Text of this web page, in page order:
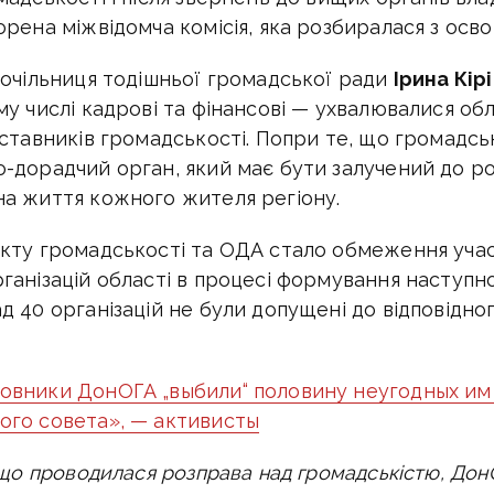
міжвідомча комісія, яка розбиралася з
тодішньої громадської ради Ірина
числі кадрові та фінансові — ухвалювалися
громадськості. Попри те, що
дорадчий орган, який має бути залучений до
життя кожного жителя регіону.
громадськості та ОДА стало обмеження
області в процесі формування
40 організацій не були допущені до
ДонОГА „выбили“ половину неугодных им
совета», — активисты
проводилася розправа над громадськістю,